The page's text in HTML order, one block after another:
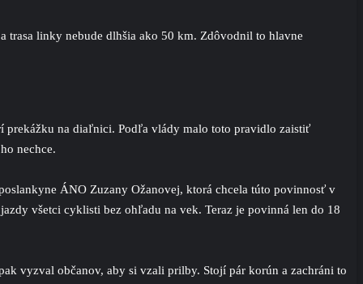
trasa linky nebude dlhšia ako 50 km. Zdôvodnil to hlavne
na diaľnici. Podľa vlády malo toto pravidlo zaistiť
nechce.
ÁNO Zuzany Ožanovej, ktorá chcela túto povinnosť v
všetci cyklisti bez ohľadu na vek. Teraz je povinná len do 18
vyzval občanov, aby si vzali prilby. Stojí pár korún a zachráni to